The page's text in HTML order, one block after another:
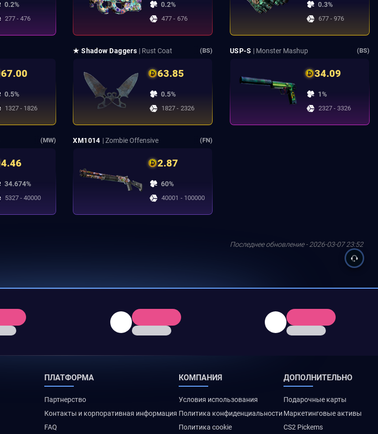
0.2%
277 - 476
0.2%
477 - 676
0.3%
677 - 976
67.00
0.5%
1327 - 1826
★ Shadow Daggers | Rust Coat (BS)
63.85
0.5%
1827 - 2326
USP-S | Monster Mashup (BS)
34.09
1%
2327 - 3326
(MW)
4.46
34.674%
5327 - 40000
XM1014 | Zombie Offensive (FN)
2.87
60%
40001 - 100000
Последнее обновление - 2026-03-07 23:52
ПЛАТФОРМА
Партнерство
Контакты и корпоративная информация
FAQ
КОМПАНИЯ
Условия использования
Политика конфиденциальности
Политика cookie
ДОПОЛНИТЕЛЬНО
Подарочные карты
Маркетинговые активы
CS2 Pickems